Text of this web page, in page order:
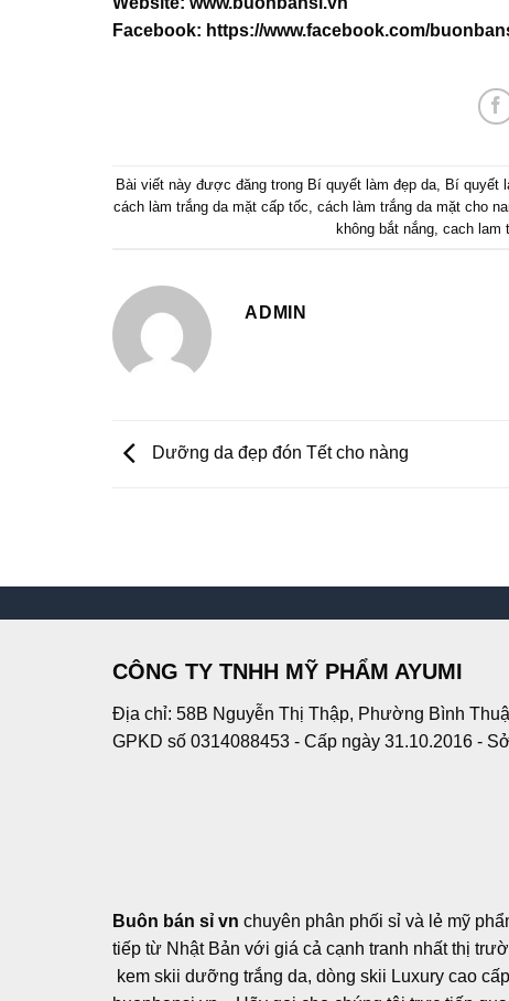
Facebook: https://www.facebook.com/
Bài viết này được đăng trong Bí quyết làm đẹp da Bí quyết
cách làm trắng da mặt cấp tốc cách làm trắng da mặt cho
không bắt nắng, cach lam
ADMIN
Dưỡng da đẹp đón Tết cho nàng
CÔNG TY TNHH MỸ PHẨM AYUMI
Địa chỉ: 58B Nguyễn Thị Thập, Phường Bình
GPKD số 0314088453 - Cấp ngày 31.10.2016 -
Buôn bán sỉ vn chuyên phân phối sỉ và lẻ mỹ
tiếp từ Nhật Bản với giá cả cạnh tranh nhất thị
kem skii dưỡng trắng da, dòng skii Luxury cao